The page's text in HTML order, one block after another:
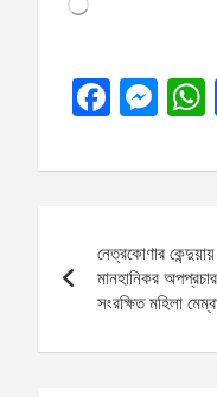
F
ce
o
o
k
M
se
g
er
navigation
নেত্রকোণার
মানহানিকর
সংরক্ষিত মহিলা